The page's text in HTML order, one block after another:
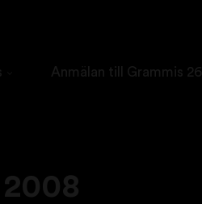
Anmälan till Grammis 26
2008